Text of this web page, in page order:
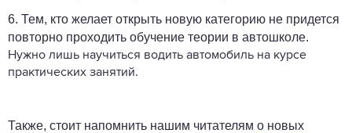
6. Тем, кто желает открыть новую категорию не придется
повторно проходить обучение теории в автошколе.
Нужно лишь научиться водить автомобиль на курсе
практических занятий.
Также, стоит напомнить нашим читателям о новых